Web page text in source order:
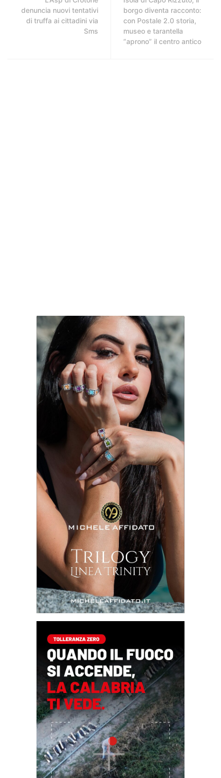
denuncia nuovi tentativi
di truffa ai cittadini via
Sms
borgo diventa racconto:
con Postale 2.0 storia,
museo e tarantella
“aprono” il centro antico